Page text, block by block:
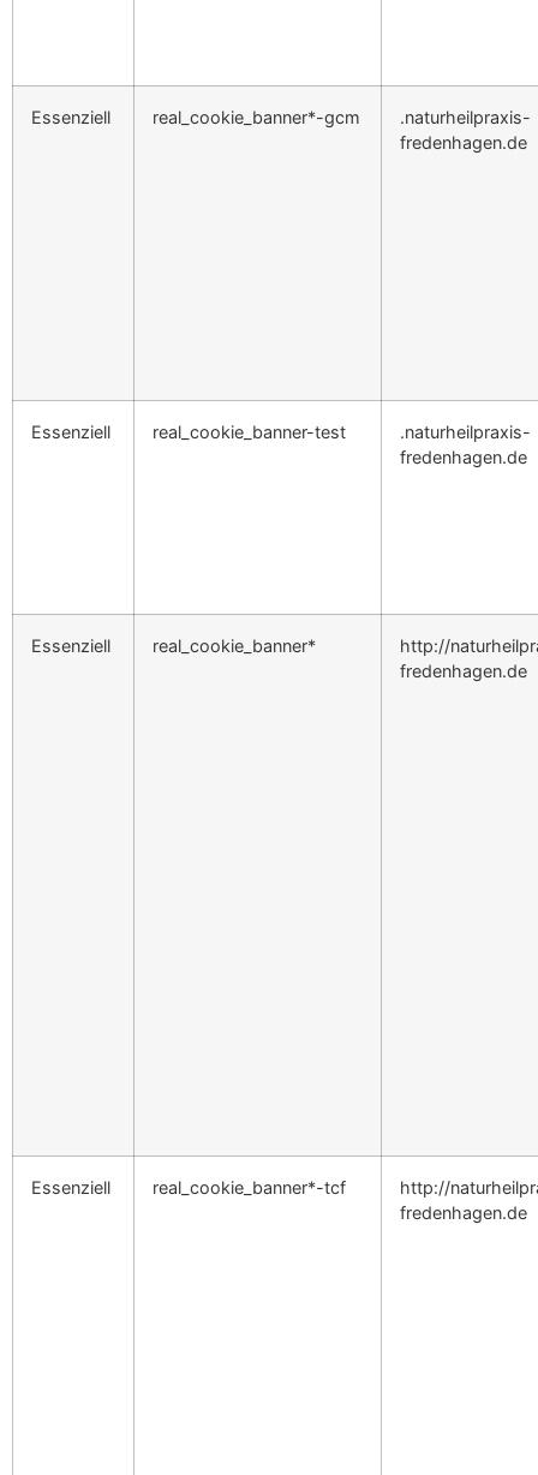
Essenziell real_cookie_banner*-gcm
.naturheilpraxis-
fredenhagen.de
Essenziell real_cookie_banner-test
.naturheilpraxis-
fredenhagen.de
Essenziell real_cookie_banner*
http://
fredenhagen.de
Essenziell real_cookie_banner*-tcf
http://
fredenhagen.de